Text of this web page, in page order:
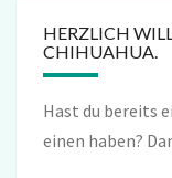
HERZLICH
CHIHUAHUA.
Hast du bereits
einen haben?